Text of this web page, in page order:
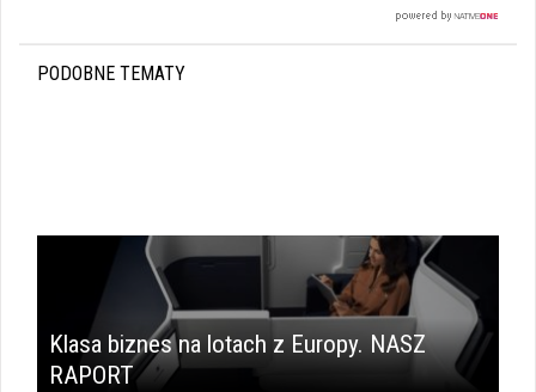
PODOBNE TEMATY
Klasa biznes na lotach z Europy. NASZ
RAPORT